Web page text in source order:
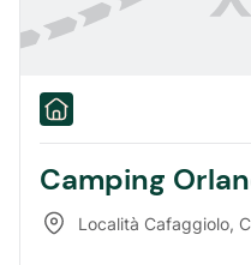
Camping
Località Cafaggiolo,